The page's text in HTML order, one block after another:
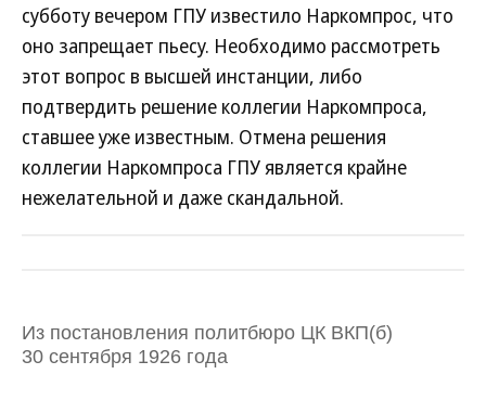
субботу вечером ГПУ известило Наркомпрос, что
оно запрещает пьесу. Необходимо рассмотреть
этот вопрос в высшей инстанции, либо
подтвердить решение коллегии Наркомпроса,
ставшее уже известным. Отмена решения
коллегии Наркомпроса ГПУ является крайне
нежелательной и даже скандальной.
Из постановления политбюро ЦК ВКП(б)
30 сентября 1926 года